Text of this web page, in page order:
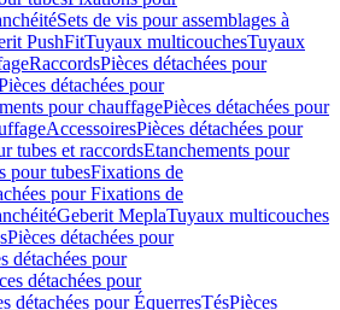
Sets de vis pour assemblages à
PushFitTuyaux multicouchesTuyaux
RaccordsPièces détachées pour
détachées pour
pour chauffagePièces détachées pour
AccessoiresPièces détachées pour
tubes et raccordsEtanchements pour
pour tubesFixations de
pour Fixations de
Geberit MeplaTuyaux multicouches
Pièces détachées pour
détachées pour
détachées pour
détachées pour ÉquerresTésPièces